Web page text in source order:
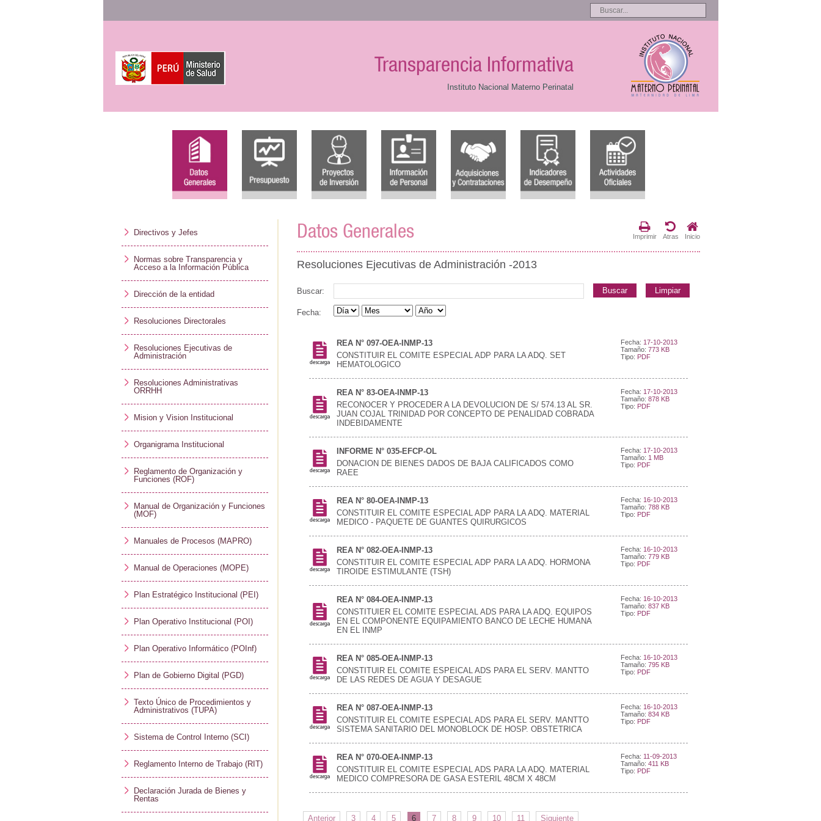
Transparencia Informativa
Instituto Nacional Materno Perinatal
Directivos y Jefes
Normas sobre Transparencia y
Acceso a la Información Pública
Dirección de la entidad
Resoluciones Directorales
Resoluciones Ejecutivas de
Administración
Resoluciones Administrativas
ORRHH
Mision y Vision Institucional
Organigrama Institucional
Reglamento de Organización y
Funciones (ROF)
Manual de Organización y Funciones
(MOF)
Manuales de Procesos (MAPRO)
Manual de Operaciones (MOPE)
Plan Estratégico Institucional (PEI)
Plan Operativo Institucional (POI)
Plan Operativo Informático (POInf)
Plan de Gobierno Digital (PGD)
Texto Único de Procedimientos y
Administrativos (TUPA)
Sistema de Control Interno (SCI)
Reglamento Interno de Trabajo (RIT)
Declaración Jurada de Bienes y
Rentas
Datos Generales Imprimir Atras Inicio
Resoluciones Ejecutivas de Administración -2013
Buscar: Buscar Limpiar
Fecha:
Fecha: 17-10-2013
Tamaño: 773 KB
Tipo: PDF
REA N° 097-OEA-INMP-13
CONSTITUIR EL COMITE ESPECIAL ADP PARA LA ADQ. SET
HEMATOLOGICO
Fecha: 17-10-2013
Tamaño: 878 KB
Tipo: PDF
REA N° 83-OEA-INMP-13
RECONOCER Y PROCEDER A LA DEVOLUCION DE S/ 574.13 AL SR.
JUAN COJAL TRINIDAD POR CONCEPTO DE PENALIDAD COBRADA
INDEBIDAMENTE
Fecha: 17-10-2013
Tamaño: 1 MB
Tipo: PDF
INFORME N° 035-EFCP-OL
DONACION DE BIENES DADOS DE BAJA CALIFICADOS COMO
RAEE
Fecha: 16-10-2013
Tamaño: 788 KB
Tipo: PDF
REA N° 80-OEA-INMP-13
CONSTITUIR EL COMITE ESPECIAL ADP PARA LA ADQ. MATERIAL
MEDICO - PAQUETE DE GUANTES QUIRURGICOS
Fecha: 16-10-2013
Tamaño: 779 KB
Tipo: PDF
REA N° 082-OEA-INMP-13
CONSTITUIR EL COMITE ESPECIAL ADP PARA LA ADQ. HORMONA
TIROIDE ESTIMULANTE (TSH)
Fecha: 16-10-2013
Tamaño: 837 KB
Tipo: PDF
REA N° 084-OEA-INMP-13
CONSTITUIER EL COMITE ESPECIAL ADS PARA LA ADQ. EQUIPOS
EN EL COMPONENTE EQUIPAMIENTO BANCO DE LECHE HUMANA
EN EL INMP
Fecha: 16-10-2013
Tamaño: 795 KB
Tipo: PDF
REA N° 085-OEA-INMP-13
CONSTITUIR EL COMITE ESPEICAL ADS PARA EL SERV. MANTTO
DE LAS REDES DE AGUA Y DESAGUE
Fecha: 16-10-2013
Tamaño: 834 KB
Tipo: PDF
REA N° 087-OEA-INMP-13
CONSTITUIR EL COMITE ESPECIAL ADS PARA EL SERV. MANTTO
SISTEMA SANITARIO DEL MONOBLOCK DE HOSP. OBSTETRICA
Fecha: 11-09-2013
Tamaño: 411 KB
Tipo: PDF
REA N° 070-OEA-INMP-13
CONSTITUIR EL COMITE ESPECIAL ADS PARA LA ADQ. MATERIAL
MEDICO COMPRESORA DE GASA ESTERIL 48CM X 48CM
Anterior 3 4 5 6 7 8 9 10 11 Siguiente